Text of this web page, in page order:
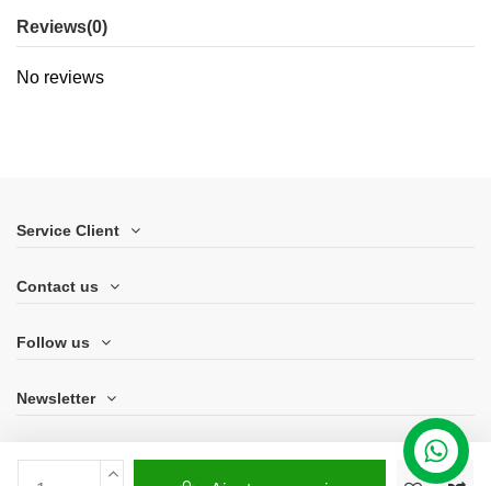
Reviews(0)
No reviews
Service Client
Contact us
Follow us
Newsletter